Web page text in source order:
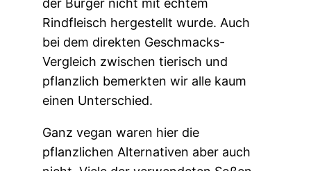
der Burger nicht mit echtem
Rindfleisch hergestellt wurde. Auch
bei dem direkten Geschmacks-
Vergleich zwischen tierisch und
pflanzlich bemerkten wir alle kaum
einen Unterschied.
Ganz vegan waren hier die
pflanzlichen Alternativen aber auch